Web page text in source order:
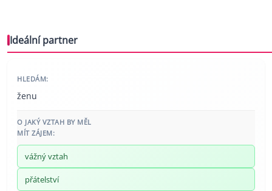
Ideální partner
HLEDÁM:
ženu
O JAKÝ VZTAH BY MĚL
MÍT ZÁJEM:
vážný vztah
přátelství